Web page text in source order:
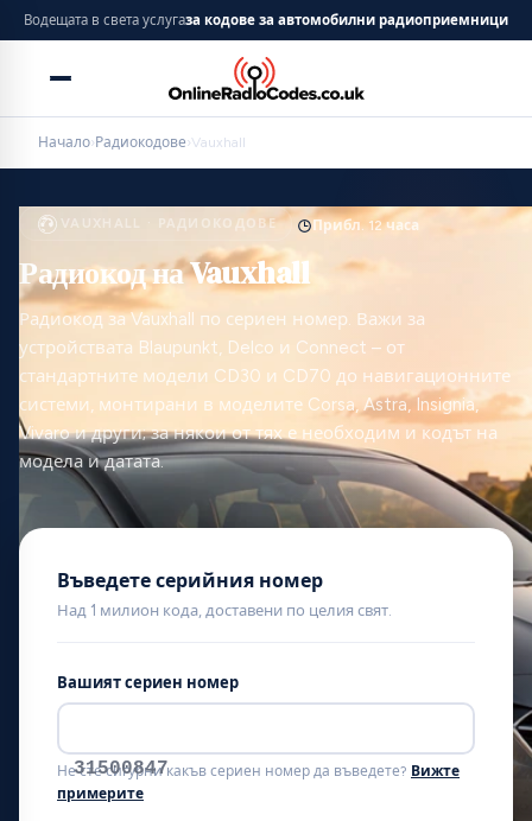
Водещата в света услугаза кодове за автомобилни радиоприемници
Начало› Радиокодове›Vauxhall
VAUXHALL · РАДИОКОДОВЕ Прибл. 12 часа
Радиокод на Vauxhall
Радиокод за Vauxhall по сериен номер. Важи за
устройствата Blaupunkt, Delco и Connect – от
стандартните модели CD30 и CD70 до навигационните
системи, монтирани в моделите Corsa, Astra, Insignia,
Vivaro и други; за някои от тях е необходим и кодът на
модела и датата.
Въведете серийния номер
Над 1 милион кода, доставени по целия свят.
Вашият сериен номер
31500847
Не сте сигурни какъв сериен номер да въведете? Вижте
примерите